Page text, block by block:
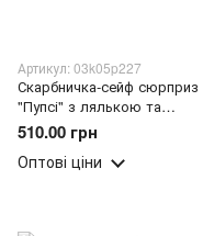
Артикул: 03k05p227
Скарбничка-сейф сюрприз
"Пупсі" з лялькою та
косметикою всередині (541)
510.00 грн
Оптові ціни